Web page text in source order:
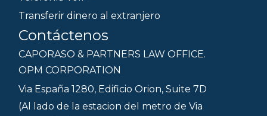
Transferir dinero al extranjero
Contáctenos
CAPORASO & PARTNERS LAW OFFICE.
OPM CORPORATION
Via España 1280, Edificio Orion, Suite 7D
(Al lado de la estacion del metro de Via